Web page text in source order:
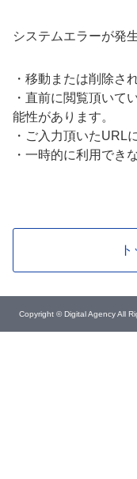
システムエラーが発
・ 移動または削除さ
・ 直前に閲覧頂いて
能性があります。
・ ご入力頂いたURL
・ 一時的に利用でき
Copyright © Digital Agency All